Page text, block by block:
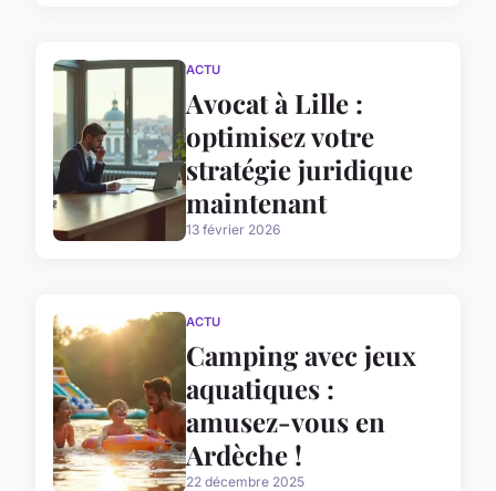
ACTU
Avocat à Lille :
optimisez votre
stratégie juridique
maintenant
13 février 2026
ACTU
Camping avec jeux
aquatiques :
amusez-vous en
Ardèche !
22 décembre 2025